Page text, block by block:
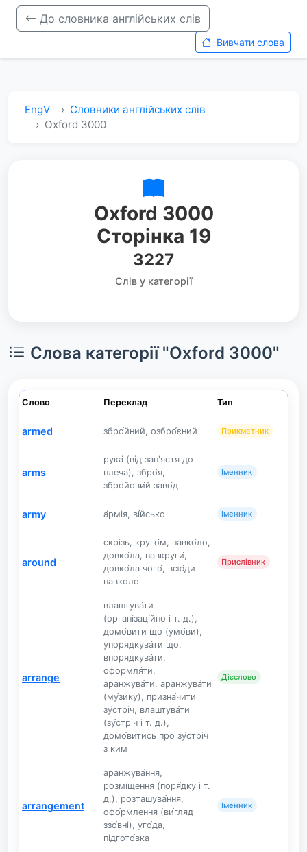
До словника англійських слів
Вивчати слова
EngV
Словники англійських слів
Oxford 3000
Oxford 3000
Сторінка 19
3227
Слів у категорії
Слова категорії "Oxford 3000"
Слово Переклад Тип
armed збро́йний, озбро́єний Прикметник
arms
рука́ (від зап'ястя до
плеча́), збро́я,
збройови́й заво́д
Іменник
army а́рмія, ві́йсько Іменник
around
скрізь, круго́м, навко́ло,
довко́ла, навкруги́,
довко́ла чого́, всю́ди
навко́ло
Прислівник
arrange
влаштува́ти
(організаці́йно і т. д.),
домо́вити що (умо́ви),
упорядкува́ти що,
впорядкува́ти,
оформля́ти,
аранжува́ти, аранжува́ти
(му́зику), призна́чити
зу́стріч, влаштува́ти
(зу́стріч і т. д.),
домо́витись про зу́стріч
з ким
Дієслово
arrangement
аранжува́ння,
розмі́щення (поря́дку і т.
д.), розташува́ння,
офо́рмлення (ви́гляд
ззо́вні), уго́да,
підгото́вка
Іменник